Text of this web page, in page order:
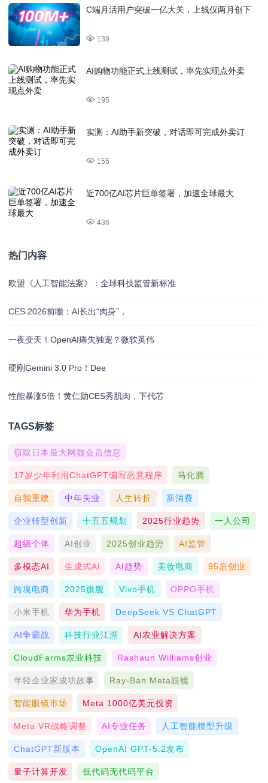
C端月活用户突破一亿大关，上线仅两月创下
139
AI购物功能正式上线测试，率先实现点外卖
195
实测：AI助手新突破，对话即可完成外卖订
155
近700亿AI芯片巨单签署，加速全球最大
436
热门内容
欧盟《人工智能法案》：全球科技监管新标准
CES 2026前瞻：AI长出“肉身”，
一夜变天！OpenAI痛失独宠？微软英伟
硬刚Gemini 3.0 Pro！Dee
性能暴涨5倍！黄仁勋CES秀肌肉，下代芯
TAGS标签
窃取日本最大网咖会员信息
17岁少年利用ChatGPT编写恶意程序 马化腾
自我重建 中年失业 人生转折 新消费
企业转型创新 十五五规划 2025行业趋势 一人公司
超级个体 AI创业 2025创业趋势 AI监管
多模态AI 生成式AI AI趋势 美妆电商 95后创业
跨境电商 2025旗舰 Vivo手机 OPPO手机
小米手机 华为手机 DeepSeek VS ChatGPT
AI争霸战 科技行业江湖 AI农业解决方案
CloudFarms农业科技 Rashaun Williams创业
年轻企业家成功故事 Ray-Ban Meta眼镜
智能眼镜市场 Meta 1000亿美元投资
Meta VR战略调整 AI专业任务 人工智能模型升级
ChatGPT新版本 OpenAI GPT-5.2发布
量子计算开发 低代码无代码平台